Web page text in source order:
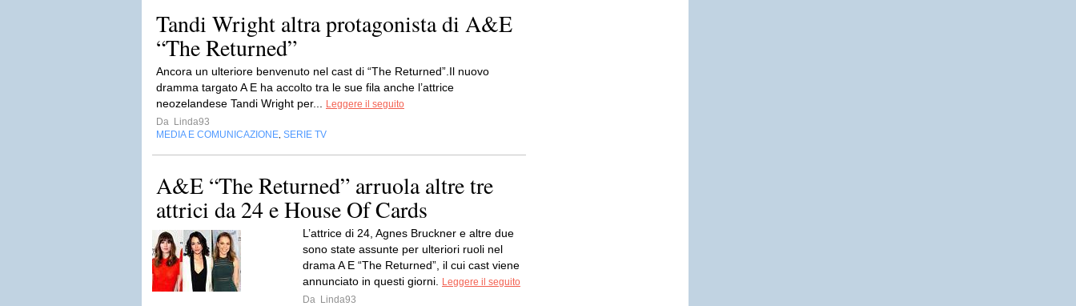
Tandi Wright altra protagonista di A&E
“The Returned”
Ancora un ulteriore benvenuto nel cast di “The Returned”.Il nuovo
dramma targato A E ha accolto tra le sue fila anche l’attrice
neozelandese Tandi Wright per...
Leggere il seguito
Da Linda93
MEDIA E COMUNICAZIONE SERIE TV
A&E “The Returned” arruola altre tre
attrici da 24 e House Of Cards
L’attrice di 24, Agnes Bruckner e altre due
sono state assunte per ulteriori ruoli nel
drama A E “The Returned”, il cui cast viene
annunciato in questi giorni.
Leggere il seguito
Da Linda93